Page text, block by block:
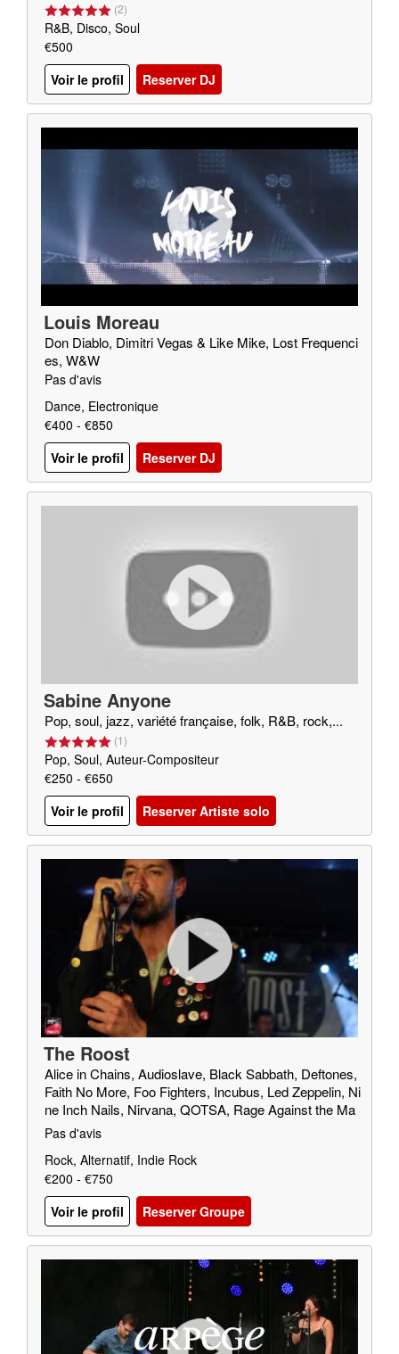
(2)
R&B, Disco, Soul
€500
Voir le profil
Reserver DJ
Louis Moreau
Don Diablo, Dimitri Vegas & Like Mike, Lost Frequenci
es, W&W
Pas d'avis
Dance, Electronique
€400 - €850
Voir le profil
Reserver DJ
Sabine Anyone
Pop, soul, jazz, variété française, folk, R&B, rock,...
(1)
Pop, Soul, Auteur-Compositeur
€250 - €650
Voir le profil
Reserver Artiste solo
The Roost
Alice in Chains, Audioslave, Black Sabbath, Deftones,
Faith No More, Foo Fighters, Incubus, Led Zeppelin, Ni
ne Inch Nails, Nirvana, QOTSA, Rage Against the Ma
chine, Red Fang, Royal Blood, SOAD, Soundgarden, T
Pas d'avis
Rock, Alternatif, Indie Rock
€200 - €750
Voir le profil
Reserver Groupe